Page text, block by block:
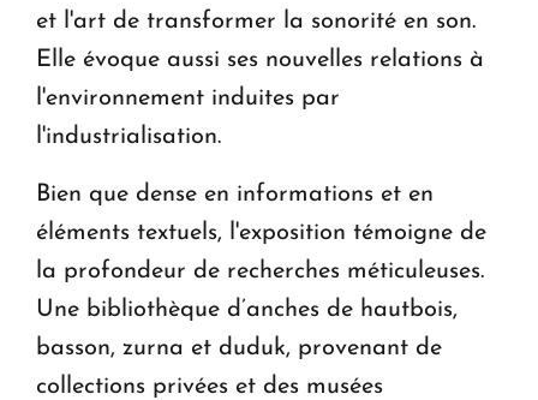
et l'art de transformer la sonorité en son.
Elle évoque aussi ses nouvelles relations à
l'environnement induites par
l'industrialisation.
Bien que dense en informations et en
éléments textuels, l'exposition témoigne de
la profondeur de recherches méticuleuses.
Une bibliothèque d’anches de hautbois,
basson, zurna et duduk, provenant de
collections privées et des musées